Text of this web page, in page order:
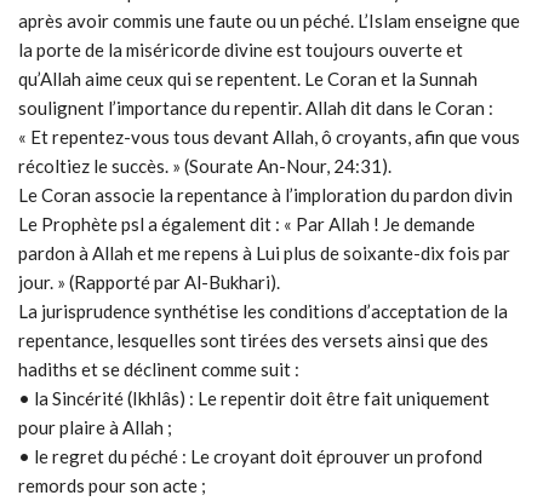
après avoir commis une faute ou un péché. L’Islam enseigne que
la porte de la miséricorde divine est toujours ouverte et
qu’Allah aime ceux qui se repentent. Le Coran et la Sunnah
soulignent l’importance du repentir. Allah dit dans le Coran :
« Et repentez-vous tous devant Allah, ô croyants, afin que vous
récoltiez le succès. » (Sourate An-Nour, 24:31).
Le Coran associe la repentance à l’imploration du pardon divin
Le Prophète psl a également dit : « Par Allah ! Je demande
pardon à Allah et me repens à Lui plus de soixante-dix fois par
jour. » (Rapporté par Al-Bukhari).
La jurisprudence synthétise les conditions d’acceptation de la
repentance, lesquelles sont tirées des versets ainsi que des
hadiths et se déclinent comme suit :
• la Sincérité (Ikhlâs) : Le repentir doit être fait uniquement
pour plaire à Allah ;
• le regret du péché : Le croyant doit éprouver un profond
remords pour son acte ;